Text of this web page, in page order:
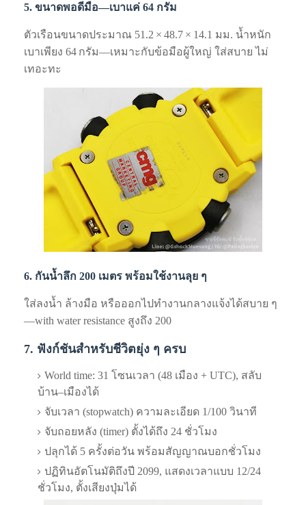
5. ขนาดพอดีมือ—เบาแค่ 64 กรัม
ตัวเรือนขนาดประมาณ 51.2 × 48.7 × 14.1 มม. น้ำหนัก
เบาเพียง 64 กรัม—เหมาะกับข้อมือผู้ใหญ่ ใส่สบาย ไม่
เทอะทะ
6. กันน้ำลึก 200 เมตร พร้อมใช้งานลุย ๆ
ใส่ลงน้ำ ล้างมือ หรือออกไปทำงานกลางแจ้งได้สบาย ๆ
—with water resistance สูงถึง 200
7. ฟังก์ชันสำหรับชีวิตยุ่ง ๆ ครบ
World time: 31 โซนเวลา (48 เมือง + UTC), สลับ
บ้าน–เมืองได้
จับเวลา (stopwatch) ความละเอียด 1/100 วินาที
จับถอยหลัง (timer) ตั้งได้ถึง 24 ชั่วโมง
ปลุกได้ 5 ครั้งต่อวัน พร้อมสัญญาณบอกชั่วโมง
ปฏิทินอัตโนมัติถึงปี 2099, แสดงเวลาแบบ 12/24
ชั่วโมง, ตั้งเสียงปุ่มได้